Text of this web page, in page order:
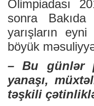
Olimpiadası
sonra
yarışların
böyük
– Bu günlər
yanaşı,
təşkili